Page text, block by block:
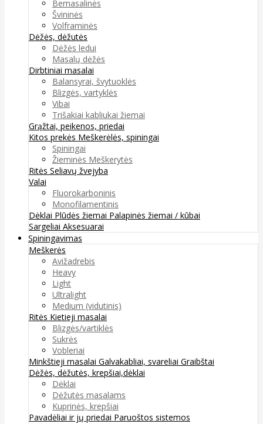
Bemasalinės
Švininės
Volframinės
Dėžės, dėžutės
Dėžės ledui
Masalų dėžės
Dirbtiniai masalai
Balansyrai, švytuoklės
Blizgės, vartyklės
Vibai
Trišakiai kabliukai žiemai
Grąžtai, peikenos, priedai
Kitos prekės Meškerėlės, spiningai
Spiningai
Žieminės Meškerytės
Ritės Seliavų žvejyba
Valai
Fluorokarboninis
Monofilamentinis
Dėklai Plūdės žiemai Palapinės žiemai / kūbai
Sargeliai Aksesuarai
Spiningavimas
Meškerės
Avižadrebis
Heavy
Light
Ultralight
Medium (vidutinis)
Ritės Kietieji masalai
Blizgės/vartiklės
Sukrės
Vobleriai
Minkštieji masalai Galvakabliai, svareliai Graibštai
Dėžės, dėžutės, krepšiai,dėklai
Dėklai
Dėžutės masalams
Kuprinės, krepšiai
Pavadėliai ir jų priedai Paruoštos sistemos